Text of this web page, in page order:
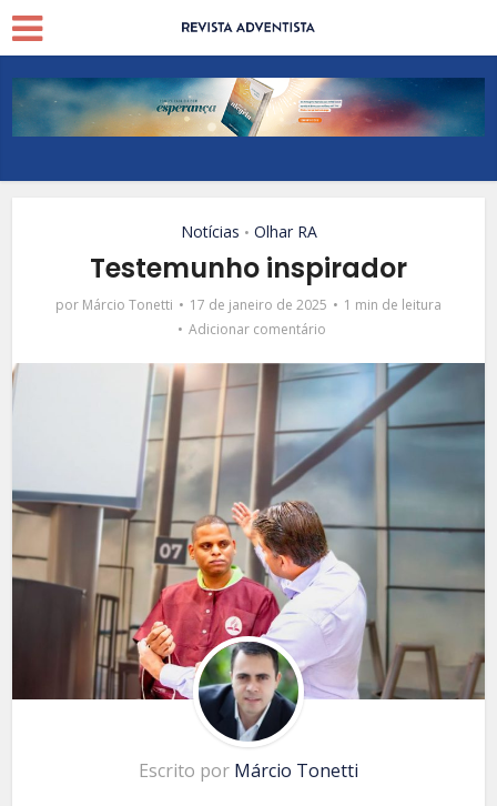
Notícias • Olhar RA
Testemunho inspirador
por Márcio Tonetti 17 de janeiro de 2025
1 min de leitura
Adicionar comentário
Escrito por Márcio Tonetti